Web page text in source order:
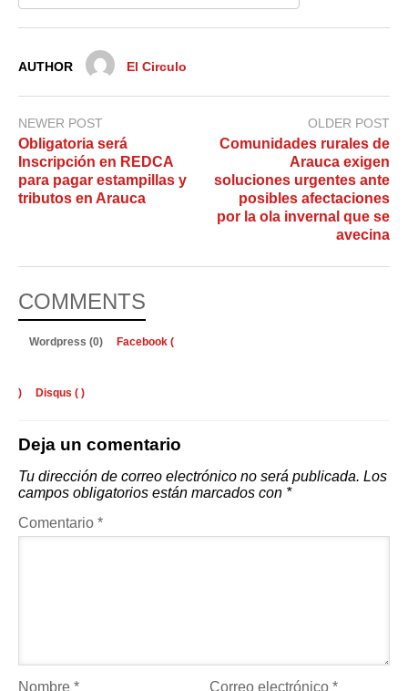
AUTHOR El Circulo
NEWER POST
Obligatoria será
Inscripción en REDCA
para pagar estampillas y
tributos en Arauca
OLDER POST
Comunidades rurales de
Arauca exigen
soluciones urgentes ante
posibles afectaciones
por la ola invernal que se
avecina
COMMENTS
Wordpress (0) Facebook (
) Disqus ( )
Deja un comentario
Tu dirección de correo electrónico no será publicada. Los
campos obligatorios están marcados con *
Comentario *
Nombre * Correo electrónico*